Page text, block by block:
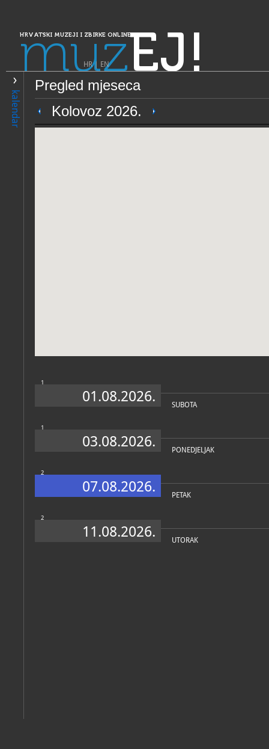
HRVATSKI MUZEJI I ZBIRKE ONLINE
muzEJ!
HR| EN
kalendar
Pregled mjeseca
Kolovoz 2026.
1
01.08.2026. SUBOTA
1
03.08.2026. PONEDJELJAK
2
07.08.2026. PETAK
2
11.08.2026. UTORAK
PRETRAŽIVANJE
Dalmacija
Stalna izložba crkvene